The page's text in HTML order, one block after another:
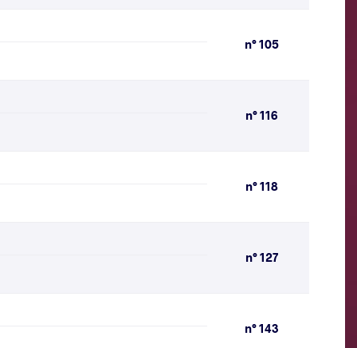
n° 105
n° 116
n° 118
n° 127
n° 143